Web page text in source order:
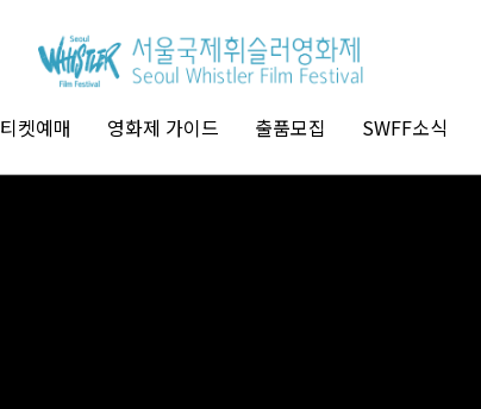
티켓예매 영화제 가이드 출품모집 SWFF소식